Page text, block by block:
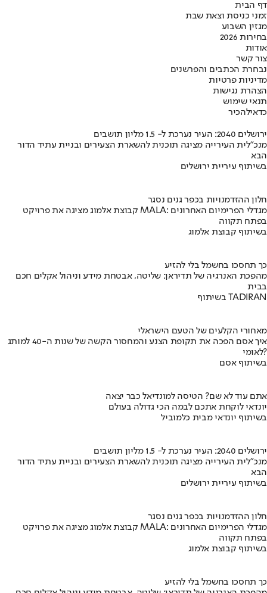
דף הבית
זמני כניסת וצאת שבת
מגזין השבוע
בחירות 2026
אודות
צור קשר
נבחרת הכתבים והפרשנים
מדיניות פרטיות
הצהרת נגישות
תנאי שימוש
כדאילהכיר
ירושלים 2040: העיר נערכת ל- 1.5 מליון תושבים
מנכ"לית העירייה מציגה תוכנית להשארת הצעירים ובניית עתיד הדור
הבא
בשיתוף עיריית ירושלים
חלון ההזדמנויות בכפר גנים נסגר
קבוצת אלמוג מציגה את פרויקט MALA: מגדלי הפרימיום האחרונים
בפתח תקווה
בשיתוף קבוצת אלמוג
כך תחסכו בחשמל בלי להזיע
מהפכת האנרגיה של תדיראן: שליטה, אבטחת מידע וניהול אקלים חכם
בבית
בשיתוף TADIRAN
מאחורי הקלעים של הטעם הישראלי
איך אסם הפכה את תקופת הצנע והמחסור הקשה של שנות ה-40 למותג
לאומי?
בשיתוף אסם
אתם עוד לא שם? הטיסה למונדיאל כבר יצאה
יונדאי לוקחת אתכם לבמה הכי גדולה בעולם
בשיתוף יונדאי מבית כלמוביל
ירושלים 2040: העיר נערכת ל- 1.5 מליון תושבים
מנכ"לית העירייה מציגה תוכנית להשארת הצעירים ובניית עתיד הדור
הבא
בשיתוף עיריית ירושלים
חלון ההזדמנויות בכפר גנים נסגר
קבוצת אלמוג מציגה את פרויקט MALA: מגדלי הפרימיום האחרונים
בפתח תקווה
בשיתוף קבוצת אלמוג
כך תחסכו בחשמל בלי להזיע